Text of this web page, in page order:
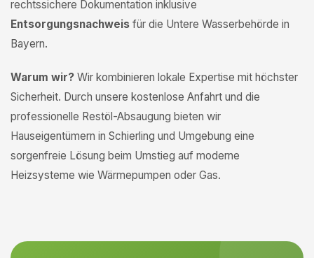
rechtssichere Dokumentation inklusive
Entsorgungsnachweis für die Untere Wasserbehörde in
Bayern.
Warum wir? Wir kombinieren lokale Expertise mit höchster
Sicherheit. Durch unsere kostenlose Anfahrt und die
professionelle Restöl-Absaugung bieten wir
Hauseigentümern in Schierling und Umgebung eine
sorgenfreie Lösung beim Umstieg auf moderne
Heizsysteme wie Wärmepumpen oder Gas.